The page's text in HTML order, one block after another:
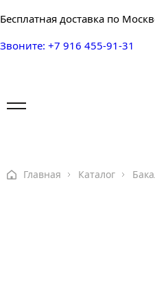
Бесплатная доставка по
Звоните: +7 916 455-91-31
Главная Каталог Ваш